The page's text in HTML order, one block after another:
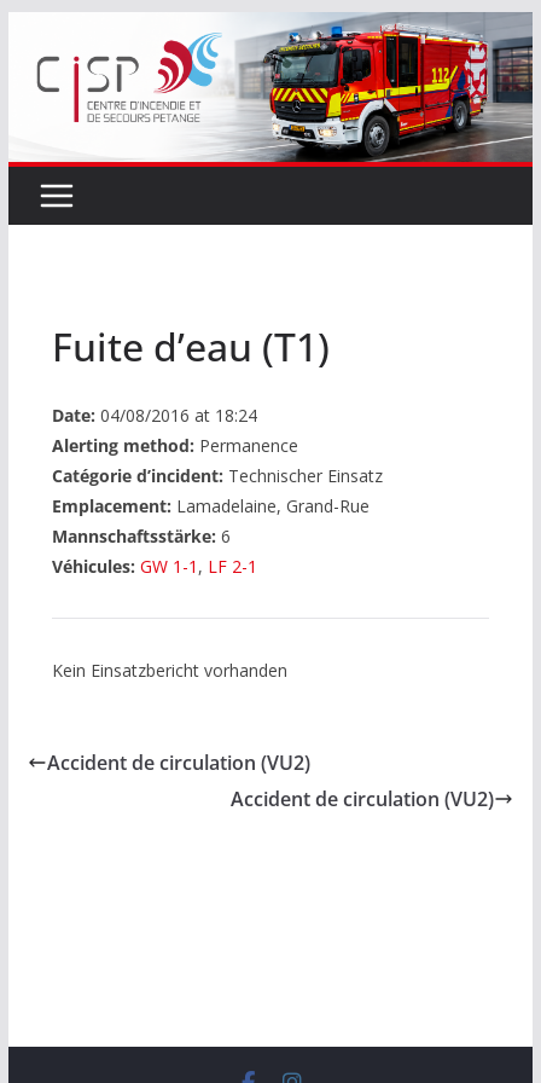
contenu
Fuite d’eau (T1)
Date: 04/08/2016 at 18:24
Alerting method: Permanence
Catégorie d’incident: Technischer Einsatz
Emplacement: Lamadelaine, Grand-Rue
Mannschaftsstärke: 6
Véhicules: GW 1-1 , LF 2-1
Kein Einsatzbericht vorhanden
Accident de circulation (VU2)
Accident de circulation (VU2)